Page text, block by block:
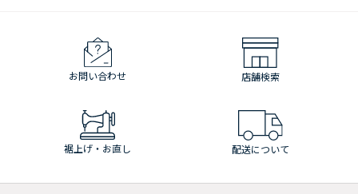
お問い合わせ 店舗検索
裾上げ・お直し 配送について